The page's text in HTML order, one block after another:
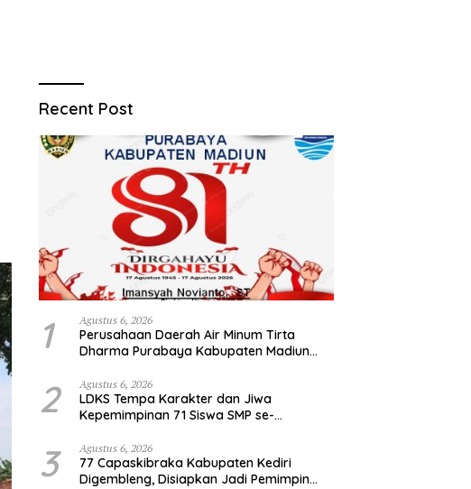
Recent Post
1 Agustus 6, 2026
Perusahaan Daerah Air Minum Tirta
Dharma Purabaya Kabupaten Madiun
HUT Kemerdekaan RI Ke – 81
2 Agustus 6, 2026
LDKS Tempa Karakter dan Jiwa
Kepemimpinan 71 Siswa SMP se-
Pemimpin Generasi Emas
3 Agustus 6, 2026
77 Capaskibraka Kabupaten Kediri
Digembleng, Disiapkan Jadi Pemimpin